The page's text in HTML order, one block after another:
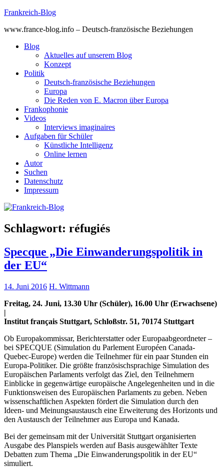
Skip
content
Frankreich-Blog
www.france-blog.info – Deutsch-französische Beziehungen
Blog
Aktuelles auf unserem Blog
Konzept
Politik
Deutsch-französische Beziehungen
Europa
Die Reden von E. Macron über Europa
Frankophonie
Videos
Interviews imaginaires
Aufgaben für Schüler
Künstliche Intelligenz
Online lernen
Autor
Suchen
Datenschutz
Impressum
Schlagwort: réfugiés
Specque „Die Einwanderungspolitik in
der EU“
14. Juni 2016 H. Wittmann
Freitag, 24. Juni, 13.30 Uhr (Schüler), 16.00 Uhr (Erwachsene)
|
Institut français Stuttgart, Schloßstr. 51, 70174 Stuttgart
Ob Europakommissar, Berichterstatter oder Europaabgeordneter –
bei SPECQUE (Simulation du Parlement Européen Canada-
Quebec-Europe) werden die Teilnehmer für ein paar Stunden ein
Europa-Politiker. Die größte französischsprachige Simulation des
Europäischen Parlaments verfolgt das Ziel, den Teilnehmern
Einblicke in gegenwärtige europäische Angelegenheiten und in die
Funktionsweisen des Europäischen Parlaments zu geben. Neben
wissenschaftlichen Aspekten fördert die Simulation durch den
Ideen- und Meinungsaustausch eine Erweiterung des Horizonts und
den Austausch der Teilnehmer aus Europa und Kanada.
Bei der gemeinsam mit der Universität Stuttgart organisierten
Ausgabe des Planspiels werden auf Basis ausgewählter Texte
Debatten zum Thema „Die Einwanderungspolitik in der EU“
simuliert.